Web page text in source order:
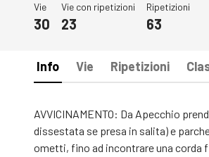
Vie
30
Vie con ripetizioni
23
Ripetizioni
63
Info Vie Ripetizioni
AVVICINAMENTO: Da Apecchio
dissestata se presa in salita) e
ometti, fino ad incontrare una corda